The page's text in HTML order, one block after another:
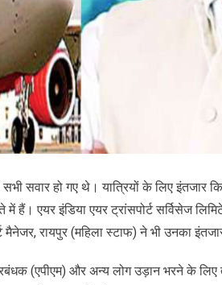
सभी सवार हो गए थे। यात्रियों के लिए इंतजार
हैं। एयर इंडिया एयर ट्रांसपोर्ट सर्विसेज
रायपुर (महिला स्टाफ) ने भी उनका
(एपीएम) और अन्य लोग उड़ान भरने के लिए